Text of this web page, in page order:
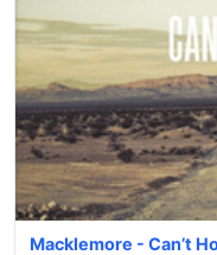
Macklemore - Can’t